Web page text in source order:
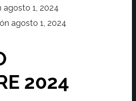
agosto 1, 2024
agosto 1, 2024
2024